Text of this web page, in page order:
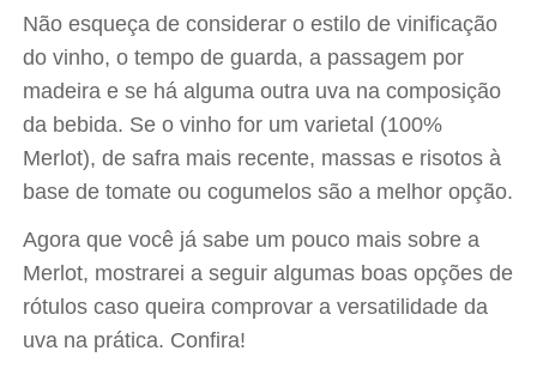
Não esqueça de considerar o estilo de vinificação
do vinho, o tempo de guarda, a passagem por
madeira e se há alguma outra uva na composição
da bebida. Se o vinho for um varietal (100%
Merlot), de safra mais recente, massas e risotos à
base de tomate ou cogumelos são a melhor opção.
Agora que você já sabe um pouco mais sobre a
Merlot, mostrarei a seguir algumas boas opções de
rótulos caso queira comprovar a versatilidade da
uva na prática. Confira!